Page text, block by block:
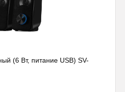
(6 Вт, питание USB) SV-